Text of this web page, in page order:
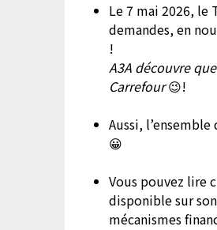
Le 7 mai 2026, le
demandes, en
!
A3A découvre
Carrefour😉!
Aussi,
😀
Vous pouvez lire
disponible sur
mécanismes